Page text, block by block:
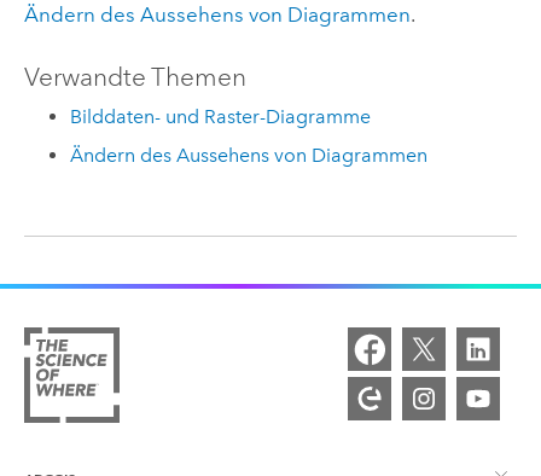
Ändern des Aussehens von Diagrammen.
Verwandte Themen
Bilddaten- und Raster-Diagramme
Ändern des Aussehens von Diagrammen